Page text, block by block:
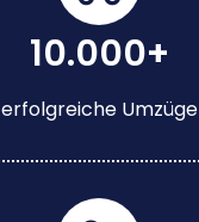
10.000+
erfolgreiche Umzüge